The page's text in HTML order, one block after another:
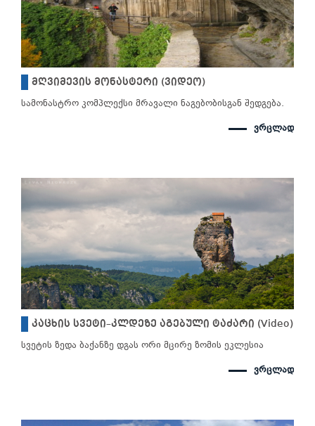
მღვიმევის მონასტერი (ვიდეო)
სამონასტრო კომპლექსი მრავალი ნაგებობისგან შედგება.
ვრცლად
კაცხის სვეტი–კლდეზე აგებული ტაძარი (Video)
სვეტის ზედა ბაქანზე დგას ორი მცირე ზომის ეკლესია
ვრცლად